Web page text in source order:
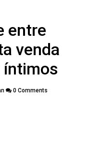
entre
venda
íntimos
0 Comments